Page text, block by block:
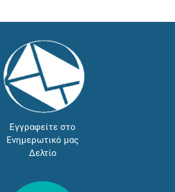
Εγγραφείτε στο
Ενημερωτικό μας
Δελτίο